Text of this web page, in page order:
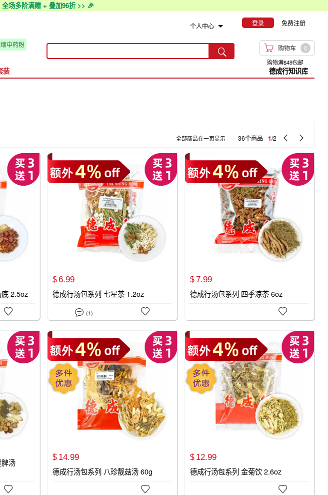
场多阶满赠 + 叠加96折 >> 🎉
个人中心 登录 免费注册
中药粉
  购物车 0
购物满$49包邮
装 德成行知识库
全部商品在一页显示 36个商品 1/2  
2.5oz

$ 6.99
德成行汤包系列 七星茶 1.2oz
 (1) 
$7.99
德成行汤包系列 四季凉茶 6oz

汤

$ 14.99
德成行汤包系列 八珍靓菇汤 60g

$ 12.99
德成行汤包系列 金菊饮 2.6oz
